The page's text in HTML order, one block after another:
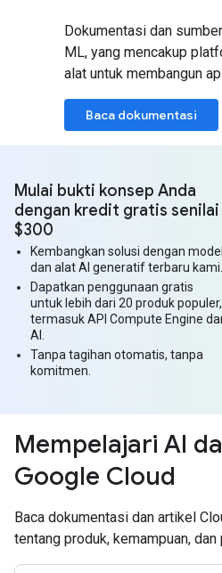
Dokumentasi dan
ML, yang mencakup
alat untuk membangun
Baca dokumentasi
Mulai bukti konsep Anda
dengan kredit gratis senilai
$300
Kembangkan solusi dengan model
dan alat AI generatif terbaru kami.
Dapatkan penggunaan gratis
untuk lebih dari 20 produk populer,
termasuk API Compute Engine
AI.
Tanpa tagihan otomatis, tanpa
komitmen.
Mempelajari AI
Google Cloud
Baca dokumentasi dan artikel
tentang produk, kemampuan,